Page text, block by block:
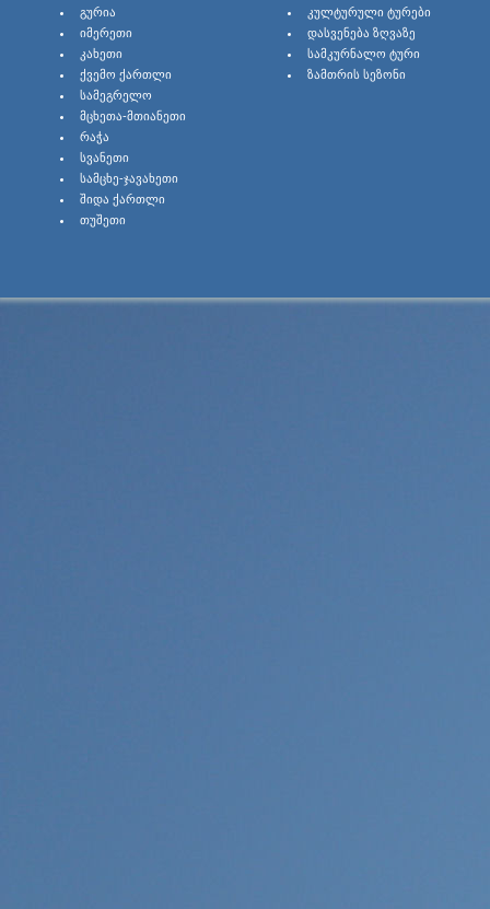
ᲒᲣᲠᲘᲐ
ᲘᲛᲔᲠᲔᲗᲘ
ᲙᲐᲮᲔᲗᲘ
ᲥᲕᲔᲛᲝ ᲥᲐᲠᲗᲚᲘ
ᲡᲐᲛᲔᲒᲠᲔᲚᲝ
ᲛᲪᲮᲔᲗᲐ-ᲛᲗᲘᲐᲜᲔᲗᲘ
ᲠᲐᲭᲐ
ᲡᲕᲐᲜᲔᲗᲘ
ᲡᲐᲛᲪᲮᲔ-ᲯᲐᲕᲐᲮᲔᲗᲘ
ᲨᲘᲓᲐ ᲥᲐᲠᲗᲚᲘ
ᲗᲣᲨᲔᲗᲘ
ᲙᲣᲚᲢᲣᲠᲣᲚᲘ ᲢᲣᲠᲔᲑᲘ
ᲓᲐᲡᲕᲔᲜᲔᲑᲐ ᲖᲦᲕᲐᲖᲔ
ᲡᲐᲛᲙᲣᲠᲜᲐᲚᲝ ᲢᲣᲠᲘ
ᲖᲐᲛᲗᲠᲘᲡ ᲡᲔᲖᲝᲜᲘ